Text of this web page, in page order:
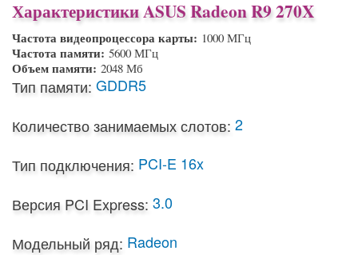
Характеристики ASUS Radeon R9 270X
Частота видеопроцессора карты: 1000 МГц
Частота памяти: 5600 МГц
Объем памяти: 2048 Мб
Тип памяти: GDDR5
Количество занимаемых слотов: 2
Тип подключения: PCI-E 16x
Версия PCI Express: 3.0
Модельный ряд: Radeon